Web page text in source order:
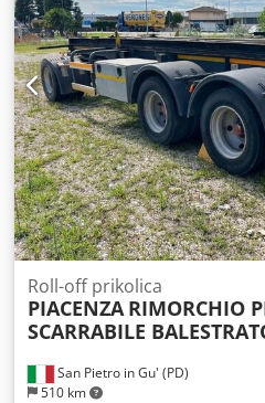
San Pietro in Gu' (PD)
510 km
Roll-off prikolica
PIACENZA RIMORCHIO
SCARRABILE